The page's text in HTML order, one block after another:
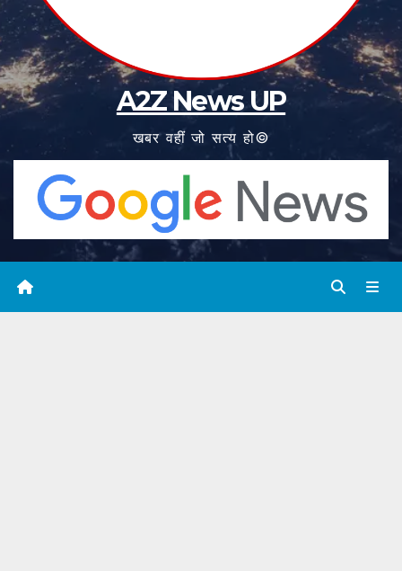
A2Z News UP
खबर वहीं जो सत्य हो©